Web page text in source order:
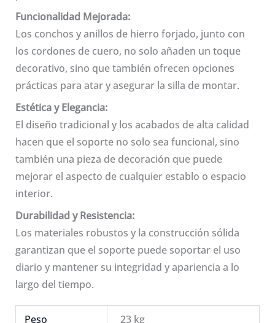
Funcionalidad Mejorada:
Los conchos y anillos de hierro forjado, junto con
los cordones de cuero, no solo añaden un toque
decorativo, sino que también ofrecen opciones
prácticas para atar y asegurar la silla de montar.
Estética y Elegancia:
El diseño tradicional y los acabados de alta calidad
hacen que el soporte no solo sea funcional, sino
también una pieza de decoración que puede
mejorar el aspecto de cualquier establo o espacio
interior.
Durabilidad y Resistencia:
Los materiales robustos y la construcción sólida
garantizan que el soporte puede soportar el uso
diario y mantener su integridad y apariencia a lo
largo del tiempo.
Peso 23 kg